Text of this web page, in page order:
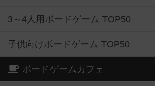
3～4人用ボードゲーム TOP50
子供向けボードゲーム TOP50
ボードゲームカフェ